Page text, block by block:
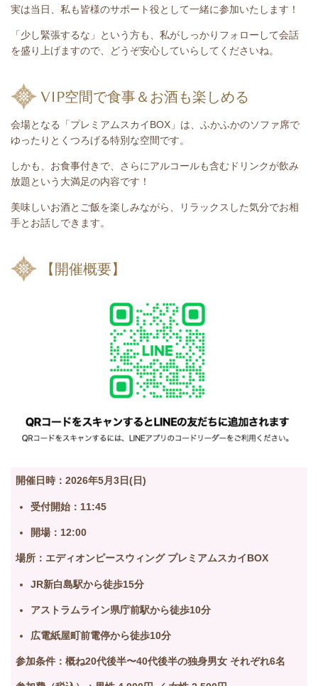
実は当日、私も皆様のサポート役として一緒に参加いたします！
「少し緊張するな」という方も、私がしっかりフォローして会話
を盛り上げますので、どうぞ安心していらしてくださいね。
VIP空間で食事＆お酒も楽しめる
会場となる「プレミアムスカイBOX」は、ふかふかのソファ席で
ゆったりとくつろげる特別な空間です。
しかも、 お食事付き で、さらにアルコールも含むドリンクが飲み
放題という大満足の内容です！
美味しいお酒とご飯を楽しみながら、リラックスした気分でお相
手とお話しできます。
【開催概要】
開催日時： 2026年5月3日(日)
受付開始：11:45
開場：12:00
場所：エディオンピースウィング プレミアムスカイBOX
JR新白島駅から徒歩15分
アストラムライン県庁前駅から徒歩10分
広電紙屋町前電停から徒歩10分
参加条件：概ね20代後半〜40代後半の独身男女 それぞれ6名